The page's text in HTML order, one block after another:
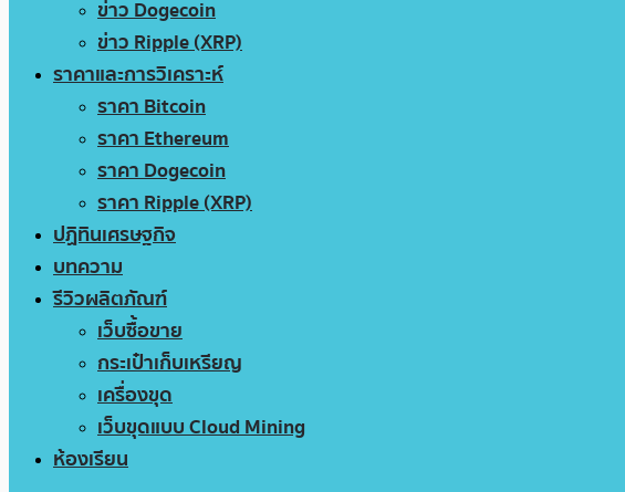
ข่าว Dogecoin
ข่าว Ripple (XRP)
ราคาและการวิเคราะห์
ราคา Bitcoin
ราคา Ethereum
ราคา Dogecoin
ราคา Ripple (XRP)
ปฏิทินเศรษฐกิจ
บทความ
รีวิวผลิตภัณฑ์
เว็บซื้อขาย
กระเป๋าเก็บเหรียญ
เครื่องขุด
เว็บขุดแบบ Cloud Mining
ห้องเรียน